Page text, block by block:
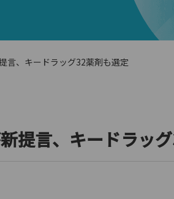
言、キードラッグ32薬剤も選定
提言、キードラッ